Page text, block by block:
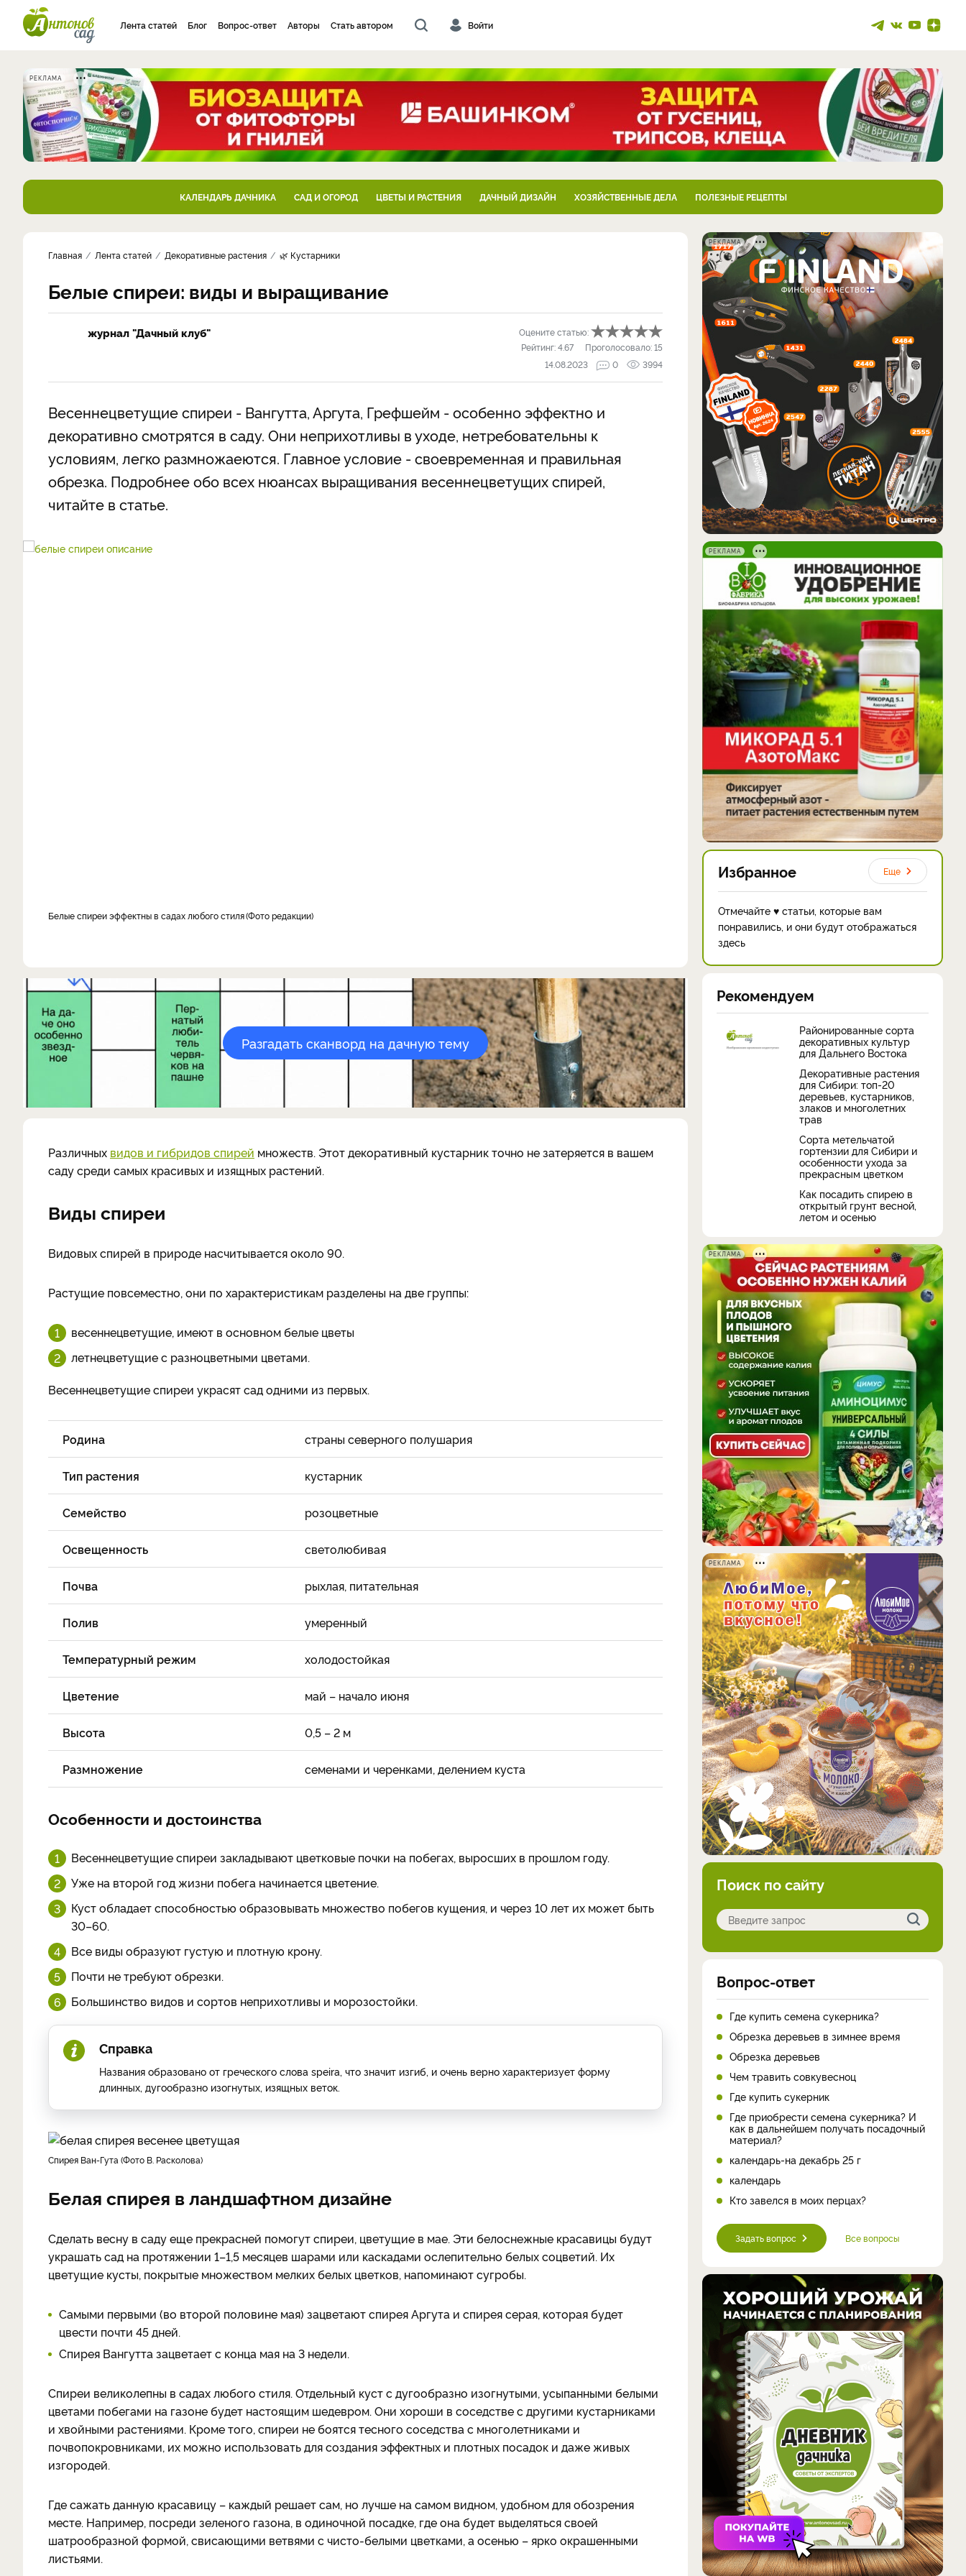
Лента статей Блог Вопрос-ответ Авторы Стать автором Войти
РЕКЛАМА
КАЛЕНДАРЬ ДАЧНИКА САД И ОГОРОД ЦВЕТЫ И РАСТЕНИЯ ДАЧНЫЙ ДИЗАЙН ХОЗЯЙСТВЕННЫЕ ДЕЛА ПОЛЕЗНЫЕ РЕЦЕПТЫ
Главная Лента статей Декоративные растения 🌿 Кустарники
Белые спиреи: виды и выращивание
журнал "Дачный клуб"
Оцените статью:
Рейтинг:4.67 Проголосовало:15
14.08.2023
0 3994
Весеннецветущие спиреи - Вангутта, Аргута, Грефшейм - особенно эффектно и
декоративно смотрятся в саду. Они неприхотливы в уходе, нетребовательны к
условиям, легко размножаеются. Главное условие - своевременная и правильная
обрезка. Подробнее обо всех нюансах выращивания весеннецветущих спирей,
читайте в статье.
Белые спиреи эффектны в садах любого стиля Фото редакции
Разгадать сканворд на дачную тему
Различных видов и гибридов спирей множеств. Этот декоративный кустарник точно не затеряется в вашем
саду среди самых красивых и изящных растений.
Виды спиреи
Видовых спирей в природе насчитывается около 90.
Растущие повсеместно, они по характеристикам разделены на две группы:
весеннецветущие, имеют в основном белые цветы
летнецветущие с разноцветными цветами.
Весеннецветущие спиреи украсят сад одними из первых.
Родина страны северного полушария
Тип растения кустарник
Семейство розоцветные
Освещенность светолюбивая
Почва рыхлая, питательная
Полив умеренный
Температурный режим холодостойкая
Цветение май – начало июня
Высота 0,5 – 2 м
Размножение семенами и черенками, делением куста
Особенности и достоинства
Весеннецветущие спиреи закладывают цветковые почки на побегах, выросших в прошлом году.
Уже на второй год жизни побега начинается цветение.
Куст обладает способностью образовывать множество побегов кущения, и через 10 лет их может быть
30–60.
Все виды образуют густую и плотную крону.
Почти не требуют обрезки.
Большинство видов и сортов неприхотливы и морозостойки.
Справка
Названия образовано от греческого слова speira, что значит изгиб, и очень верно характеризует форму
длинных, дугообразно изогнутых, изящных веток.
Спирея Ван-Гута (Фото В. Расколова)
Белая спирея в ландшафтном дизайне
Сделать весну в саду еще прекрасней помогут спиреи, цветущие в мае. Эти белоснежные красавицы будут
украшать сад на протяжении 1–1,5 месяцев шарами или каскадами ослепительно белых соцветий. Их
цветущие кусты, покрытые множеством мелких белых цветков, напоминают сугробы.
Самыми первыми (во второй половине мая) зацветают спирея Аргута и спирея серая, которая будет
цвести почти 45 дней.
Спирея Вангутта зацветает с конца мая на 3 недели.
Спиреи великолепны в садах любого стиля. Отдельный куст с дугообразно изогнутыми, усыпанными белыми
цветами побегами на газоне будет настоящим шедевром. Они хороши в соседстве с другими кустарниками
и хвойными растениями. Кроме того, спиреи не боятся тесного соседства с многолетниками и
почвопокровниками, их можно использовать для создания эффектных и плотных посадок и даже живых
изгородей.
Где сажать данную красавицу – каждый решает сам, но лучше на самом видном, удобном для обозрения
месте. Например, посреди зеленого газона, в одиночной посадке, где она будет выделяться своей
шатрообразной формой, свисающими ветвями с чисто-белыми цветками, а осенью – ярко окрашенными
листьями.
РЕКЛАМА
РЕКЛАМА
Избранное Еще
Отмечайте ♥ статьи, которые вам
понравились, и они будут отображаться
здесь
Рекомендуем
Районированные сорта
декоративных культур
для Дальнего Востока
Декоративные растения
для Сибири: топ-20
деревьев, кустарников,
злаков и многолетних
трав
Сорта метельчатой
гортензии для Сибири и
особенности ухода за
прекрасным цветком
Как посадить спирею в
открытый грунт весной,
летом и осенью
РЕКЛАМА
РЕКЛАМА
Поиск по сайту
Вопрос-ответ
Где купить семена сукерника?
Обрезка деревьев в зимнее время
Обрезка деревьев
Чем травить совкувесноц
Где купить сукерник
Где приобрести семена сукерника? И
как в дальнейшем получать посадочный
материал?
календарь-на декабрь 25 г
календарь
Кто завелся в моих перцах?
Задать вопрос Все вопросы